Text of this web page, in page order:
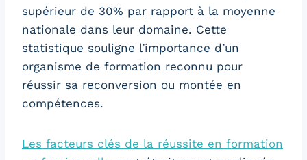
supérieur de 30% par rapport à la moyenne
nationale dans leur domaine. Cette
statistique souligne l’importance d’un
organisme de formation reconnu pour
réussir sa reconversion ou montée en
compétences.
Les facteurs clés de la réussite en formation